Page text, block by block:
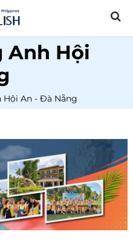
Anh Hội
Hội An - Đà Nẵng